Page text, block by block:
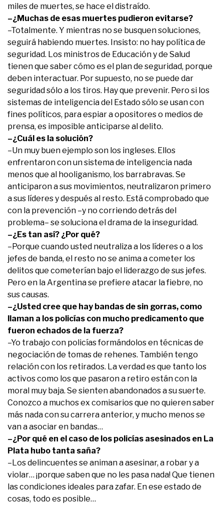
miles de muertes, se hace el distraído.
–¿Muchas de esas muertes pudieron evitarse?
–Totalmente. Y mientras no se busquen soluciones,
seguirá habiendo muertes. Insisto: no hay política de
seguridad. Los ministros de Educación y de Salud
tienen que saber cómo es el plan de seguridad, porque
deben interactuar. Por supuesto, no se puede dar
seguridad sólo a los tiros. Hay que prevenir. Pero si los
sistemas de inteligencia del Estado sólo se usan con
fines políticos, para espiar a opositores o medios de
prensa, es imposible anticiparse al delito.
–¿Cuál es la solución?
–Un muy buen ejemplo son los ingleses. Ellos
enfrentaron con un sistema de inteligencia nada
menos que al hooliganismo, los barrabravas. Se
anticiparon a sus movimientos, neutralizaron primero
a sus líderes y después al resto. Está comprobado que
con la prevención –y no corriendo detrás del
problema– se soluciona el drama de la inseguridad.
–¿Es tan así? ¿Por qué?
–Porque cuando usted neutraliza a los líderes o a los
jefes de banda, el resto no se anima a cometer los
delitos que cometerían bajo el liderazgo de sus jefes.
Pero en la Argentina se prefiere atacar la fiebre, no
sus causas.
–¿Usted cree que hay bandas de sin gorras, como
llaman a los policías con mucho predicamento que
fueron echados de la fuerza?
–Yo trabajo con policías formándolos en técnicas de
negociación de tomas de rehenes. También tengo
relación con los retirados. La verdad es que tanto los
activos como los que pasaron a retiro están con la
moral muy baja. Se sienten abandonados a su suerte.
Conozco a muchos ex comisarios que no quieren saber
más nada con su carrera anterior, y mucho menos se
van a asociar en bandas…
–¿Por qué en el caso de los policías asesinados en La
Plata hubo tanta saña?
–Los delincuentes se animan a asesinar, a robar y a
violar… ¡porque saben que no les pasa nada! Que tienen
las condiciones ideales para zafar. En ese estado de
cosas, todo es posible…